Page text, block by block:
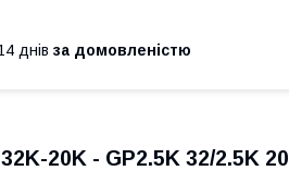
днів за домовленістю
20K - GP2.5K 32/2.5K 20